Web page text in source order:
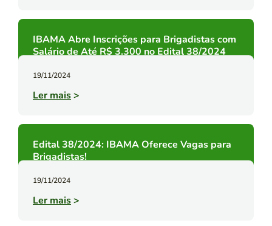
IBAMA Abre Inscrições para Brigadistas com
Salário de Até R$ 3.300 no Edital 38/2024
19/11/2024
Ler mais>
Edital 38/2024: IBAMA Oferece Vagas para
Brigadistas!
19/11/2024
Ler mais>